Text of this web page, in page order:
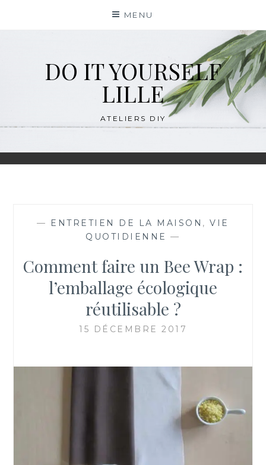
MENU
DO IT YOURSELF
LILLE
ATELIERS DIY
— ENTRETIEN DE LA MAISON ,VIE
QUOTIDIENNE —
Comment faire un Bee Wrap :
l’emballage écologique
réutilisable ?
15 DÉCEMBRE 2017